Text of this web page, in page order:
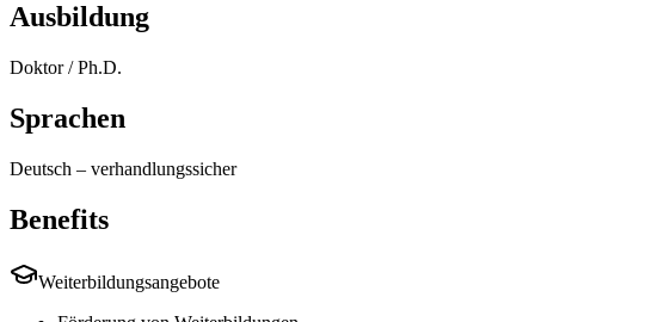
Ausbildung
Doktor / Ph.D.
Sprachen
Deutsch – verhandlungssicher
Benefits
Weiterbildungsangebote